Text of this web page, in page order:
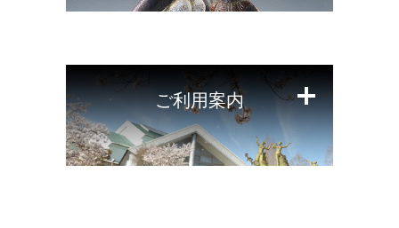
る
ご利用案内